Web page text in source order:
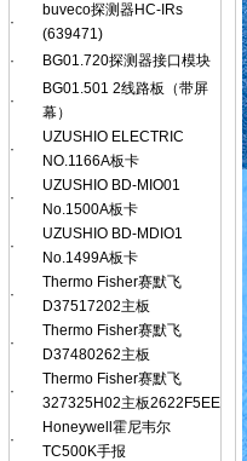
·
buveco探测器HC-IRs
(639471)
·
BG01.720探测器接口模块
·
BG01.501 2线路板（带屏
幕）
·
UZUSHIO ELECTRIC
NO.1166A板卡
·
UZUSHIO BD-MIO01
No.1500A板卡
·
UZUSHIO BD-MDIO1
No.1499A板卡
·
Thermo Fisher赛默飞
D37517202主板
·
Thermo Fisher赛默飞
D37480262主板
·
Thermo Fisher赛默飞
327325H02主板2622F5EE
·
Honeywell霍尼韦尔
TC500K手报